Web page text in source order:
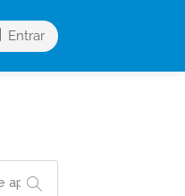
Entrar